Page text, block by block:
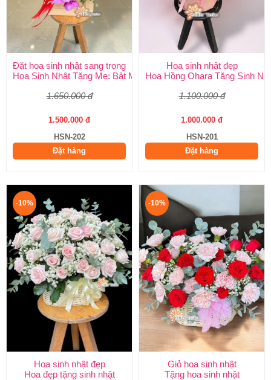
Đặt hoa sinh nhật sang trọng
Hoa Sinh Nhật Tặng Mẹ: Bật Mí 5 Loại Hoa Ý Nghĩa & Cách
1.650.000 đ
1.500.000 đ
HSN-202
Đặt hàng
Hoa sinh nhật đẹp
Hoa Hồng Ohara Tặng Sinh
1.100.000 đ
1.000.000 đ
HSN-201
Đặt hàng
-10%
Hoa sinh nhật đẹp
Hoa đẹp tặng sinh nhật
-10%
Giỏ hoa sinh nhật
Tặng hoa sinh nhật